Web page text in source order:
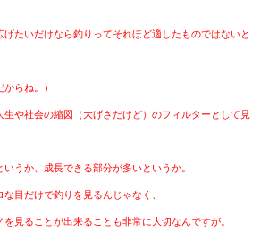
げたいだけなら釣りってそれほど適したものではないと
らね。）
や社会の縮図（大げさだけど）のフィルターとして見
うか、成長できる部分が多いというか。
目だけで釣りを見るんじゃなく、
見ることが出来ることも非常に大切なんですが。